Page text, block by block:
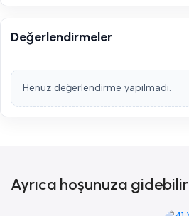
Değerlendirmeler
Henüz değerlendirme yapılmadı.
Ayrıca hoşunuza gidebilir